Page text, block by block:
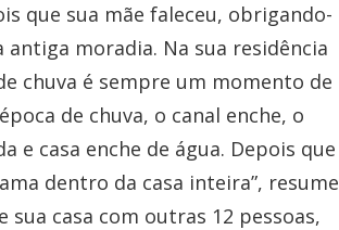
que sua mãe faleceu, obrigando-
antiga moradia. Na sua residência
chuva é sempre um momento de
de chuva, o canal enche, o
e casa enche de água. Depois que
dentro da casa inteira”, resume
sua casa com outras 12 pessoas,